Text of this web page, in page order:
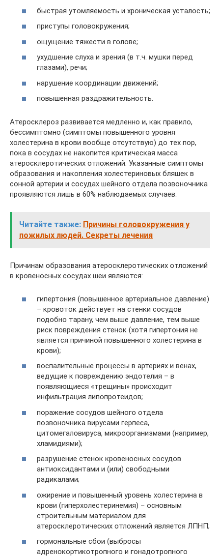
быстрая утомляемость и хроническая усталость;
приступы головокружения;
ощущение тяжести в голове;
ухудшение слуха и зрения (в т.ч. мушки перед
глазами), речи;
нарушение координации движений;
повышенная раздражительность.
Атеросклероз развивается медленно и, как правило,
бессимптомно (симптомы повышенного уровня
холестерина в крови вообще отсутствую) до тех пор,
пока в сосудах не накопится критическая масса
атеросклеротических отложений. Указанные симптомы
образования и накопления холестериновых бляшек в
сонной артерии и сосудах шейного отдела позвоночника
проявляются лишь в 60% наблюдаемых случаев.
Читайте также: Причины головокружения у
пожилых людей. Секреты лечения
Причинам образования атеросклеротических отложений
в кровеносных сосудах шеи являются:
гипертония (повышенное артериальное давление)
– кровоток действует на стенки сосудов
подобно тарану, чем выше давление, тем выше
риск повреждения стенок (хотя гипертония не
является причиной повышенного холестерина в
крови);
воспалительные процессы в артериях и венах,
ведущие к повреждению эндотелия – в
появляющиеся «трещины» происходит
инфильтрация липопротеидов;
поражение сосудов шейного отдела
позвоночника вирусами герпеса,
цитомегаловируса, микроорганизмами (например,
хламидиями);
разрушение стенок кровеносных сосудов
антиоксидантами и (или) свободными
радикалами;
ожирение и повышенный уровень холестерина в
крови (гиперхолестеринемия) – основным
строительным материалом для
атеросклеротических отложений является ЛПНП;
гормональные сбои (выбросы
адренокортикотропного и гонадотропного